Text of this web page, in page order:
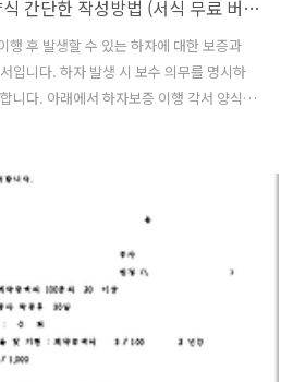
하자보증 이행 각서 양식 간단한 작성방법 (서식 무료 버전 공유)
행 후 발생할 수 있는 하자에 대한 보증과
입니다. 하자 발생 시 보수 의무를 명시하
니다. 아래에서 하자보증 이행 각서 양식과
다. 하자보증 이행 각서 양식 (샘플)하자보
계약일자: __________년 ___월 ___일
연락처:
본인은 위 공사에 대해 계약 조건에
리를 성실히 이행할 것..